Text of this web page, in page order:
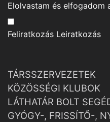
Elolvastam és elfogadom
Feliratkozás Leiratkozás
TÁRSSZERVEZETEK
KÖZÖSSÉGI KLUBOK
LÁTHATÁR BOLT
GYÓGY-, FRISSÍTŐ-,